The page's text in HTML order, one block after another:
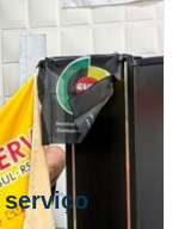
serviço